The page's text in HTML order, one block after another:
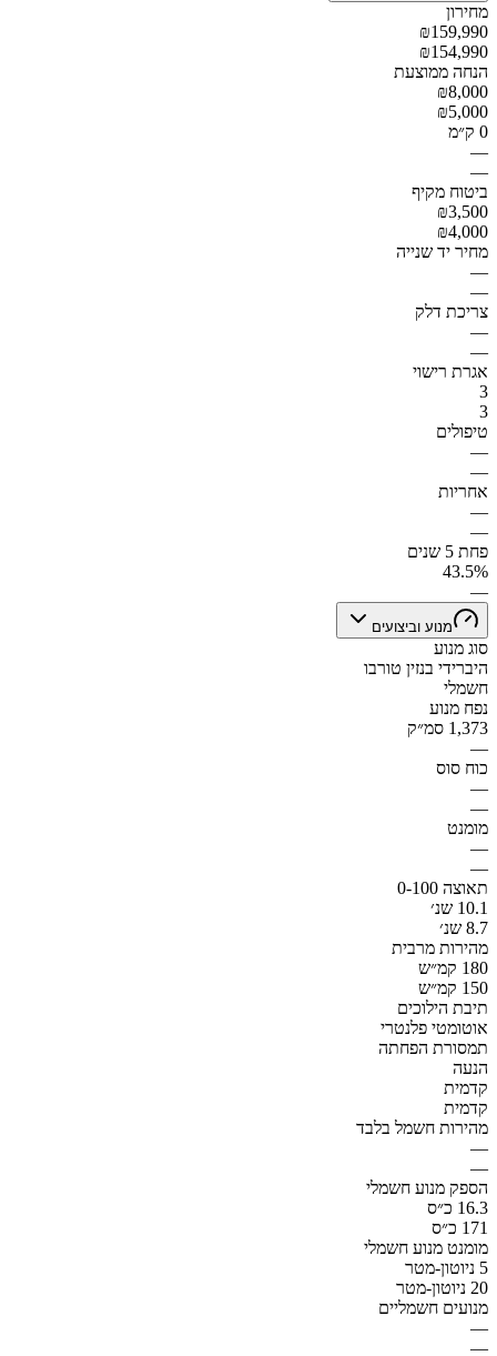
מחירון
₪159,990
₪154,990
הנחה ממוצעת
₪8,000
₪5,000
0 ק״מ
—
—
ביטוח מקיף
₪3,500
₪4,000
מחיר יד שנייה
—
—
צריכת דלק
—
—
אגרת רישוי
3
3
טיפולים
—
—
אחריות
—
—
פחת 5 שנים
43.5%
—
מנוע וביצועים
סוג מנוע
היברידי בנזין טורבו
חשמלי
נפח מנוע
1,373 סמ״ק
—
כוח סוס
—
—
מומנט
—
—
תאוצה 0-100
10.1 שנ׳
8.7 שנ׳
מהירות מרבית
180 קמ״ש
150 קמ״ש
תיבת הילוכים
אוטומטי פלנטרי
תמסורת הפחתה
הנעה
קדמית
קדמית
מהירות חשמל בלבד
—
—
הספק מנוע חשמלי
16.3 כ״ס
171 כ״ס
מומנט מנוע חשמלי
5 ניוטון-מטר
20 ניוטון-מטר
מנועים חשמליים
—
—